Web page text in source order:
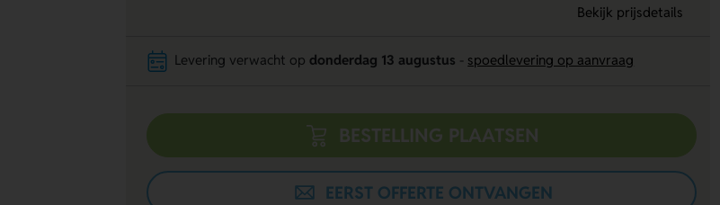
Bekijk prijsdetails
Levering verwacht op donderdag 13 augustus spoedlevering op aanvraag
BESTELLING PLAATSEN
EERST OFFERTE ONTVANGEN